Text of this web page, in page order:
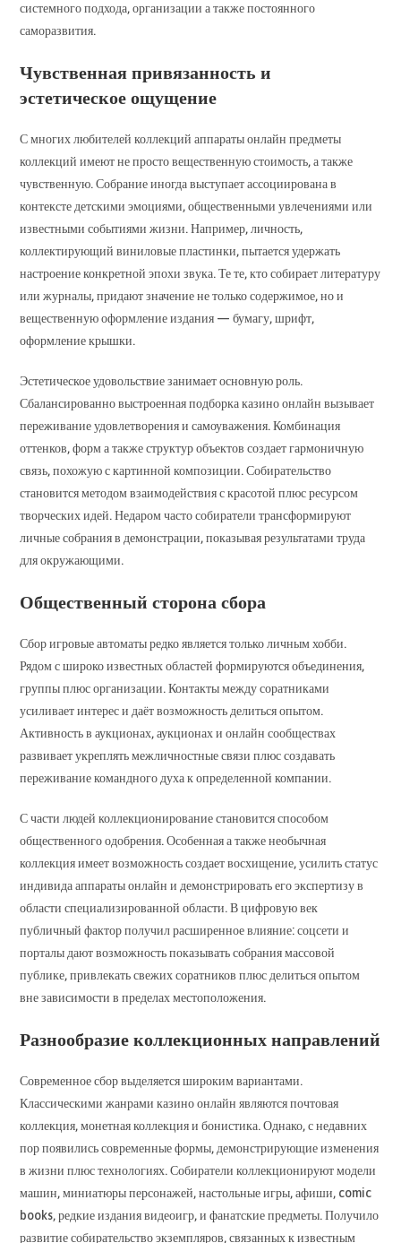
системного подхода, организации а также постоянного
саморазвития.
Чувственная привязанность и
эстетическое ощущение
С многих любителей коллекций аппараты онлайн предметы
коллекций имеют не просто вещественную стоимость, а также
чувственную. Собрание иногда выступает ассоциирована в
контексте детскими эмоциями, общественными увлечениями или
известными событиями жизни. Например, личность,
коллектирующий виниловые пластинки, пытается удержать
настроение конкретной эпохи звука. Те те, кто собирает литературу
или журналы, придают значение не только содержимое, но и
вещественную оформление издания — бумагу, шрифт,
оформление крышки.
Эстетическое удовольствие занимает основную роль.
Сбалансированно выстроенная подборка казино онлайн вызывает
переживание удовлетворения и самоуважения. Комбинация
оттенков, форм а также структур объектов создает гармоничную
связь, похожую с картинной композиции. Собирательство
становится методом взаимодействия с красотой плюс ресурсом
творческих идей. Недаром часто собиратели трансформируют
личные собрания в демонстрации, показывая результатами труда
для окружающими.
Общественный сторона сбора
Сбор игровые автоматы редко является только личным хобби.
Рядом с широко известных областей формируются объединения,
группы плюс организации. Контакты между соратниками
усиливает интерес и даёт возможность делиться опытом.
Активность в аукционах, аукционах и онлайн сообществах
развивает укреплять межличностные связи плюс создавать
переживание командного духа к определенной компании.
С части людей коллекционирование становится способом
общественного одобрения. Особенная а также необычная
коллекция имеет возможность создает восхищение, усилить статус
индивида аппараты онлайн и демонстрировать его экспертизу в
области специализированной области. В цифровую век
публичный фактор получил расширенное влияние: соцсети и
порталы дают возможность показывать собрания массовой
публике, привлекать свежих соратников плюс делиться опытом
вне зависимости в пределах местоположения.
Разнообразие коллекционных направлений
Современное сбор выделяется широким вариантами.
Классическими жанрами казино онлайн являются почтовая
коллекция, монетная коллекция и бонистика. Однако, с недавних
пор появились современные формы, демонстрирующие изменения
в жизни плюс технологиях. Собиратели коллекционируют модели
машин, миниатюры персонажей, настольные игры, афиши, comic
books, редкие издания видеоигр, и фанатские предметы. Получило
развитие собирательство экземпляров, связанных к известным